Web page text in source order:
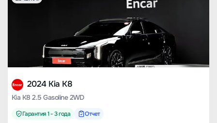
2024 Kia K8
Kia K8 2.5 Gasoline 2WD
Гарантия 1 - 3 года Отчет